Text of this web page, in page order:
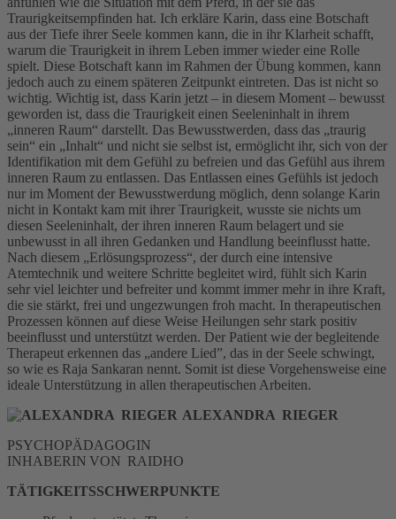
Traurigkeitsempfinden hat. Ich erkläre Karin, dass eine Botschaft
aus der Tiefe ihrer Seele kommen kann, die in ihr Klarheit schafft,
warum die Traurigkeit in ihrem Leben immer wieder eine Rolle
spielt. Diese Botschaft kann im Rahmen der Übung kommen, kann
jedoch auch zu einem späteren Zeitpunkt eintreten. Das ist nicht so
wichtig. Wichtig ist, dass Karin jetzt – in diesem Moment – bewusst
geworden ist, dass die Traurigkeit einen Seeleninhalt in ihrem
„inneren Raum“ darstellt. Das Bewusstwerden, dass das „traurig
sein“ ein „Inhalt“ und nicht sie selbst ist, ermöglicht ihr, sich von der
Identifikation mit dem Gefühl zu befreien und das Gefühl aus ihrem
inneren Raum zu entlassen. Das Entlassen eines Gefühls ist jedoch
nur im Moment der Bewusstwerdung möglich, denn solange Karin
nicht in Kontakt kam mit ihrer Traurigkeit, wusste sie nichts um
diesen Seeleninhalt, der ihren inneren Raum belagert und sie
unbewusst in all ihren Gedanken und Handlung beeinflusst hatte.
Nach diesem „Erlösungsprozess“, der durch eine intensive
Atemtechnik und weitere Schritte begleitet wird, fühlt sich Karin
sehr viel leichter und befreiter und kommt immer mehr in ihre Kraft,
die sie stärkt, frei und ungezwungen froh macht. In therapeutischen
Prozessen können auf diese Weise Heilungen sehr stark positiv
beeinflusst und unterstützt werden. Der Patient wie der begleitende
Therapeut erkennen das „andere Lied”, das in der Seele schwingt,
so wie es Raja Sankaran nennt. Somit ist diese Vorgehensweise eine
ideale Unterstützung in allen therapeutischen Arbeiten.
ALEXANDRA RIEGER
PSYCHOPÄDAGOGIN
INHABERIN VON RAIDHO
TÄTIGKEITSSCHWERPUNKTE